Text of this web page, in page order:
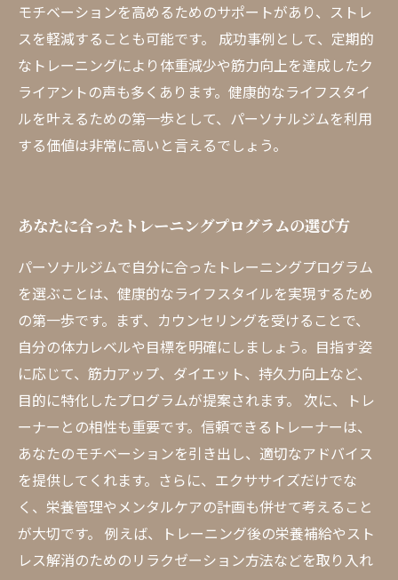
モチベーションを高めるためのサポートがあり、ストレ
スを軽減することも可能です。 成功事例として、定期的
なトレーニングにより体重減少や筋力向上を達成したク
ライアントの声も多くあります。健康的なライフスタイ
ルを叶えるための第一歩として、パーソナルジムを利用
する価値は非常に高いと言えるでしょう。
あなたに合ったトレーニングプログラムの選び方
パーソナルジムで自分に合ったトレーニングプログラム
を選ぶことは、健康的なライフスタイルを実現するため
の第一歩です。まず、カウンセリングを受けることで、
自分の体力レベルや目標を明確にしましょう。目指す姿
に応じて、筋力アップ、ダイエット、持久力向上など、
目的に特化したプログラムが提案されます。 次に、トレ
ーナーとの相性も重要です。信頼できるトレーナーは、
あなたのモチベーションを引き出し、適切なアドバイス
を提供してくれます。さらに、エクササイズだけでな
く、栄養管理やメンタルケアの計画も併せて考えること
が大切です。 例えば、トレーニング後の栄養補給やスト
レス解消のためのリラクゼーション方法などを取り入れ